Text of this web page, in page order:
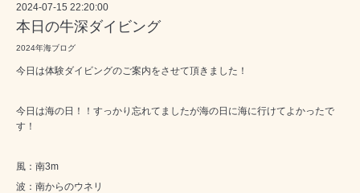
2024-07-15 22:20:00
本日の牛深ダイビング
2024年海ブログ
今日は体験ダイビングのご案内をさせて頂きました！
今日は海の日！！すっかり忘れてましたが海の日に海に行けてよかったで
す！
風：南3m
波：南からのウネリ